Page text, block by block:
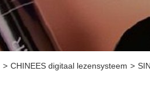
> CHINEES digitaal lezensysteem >